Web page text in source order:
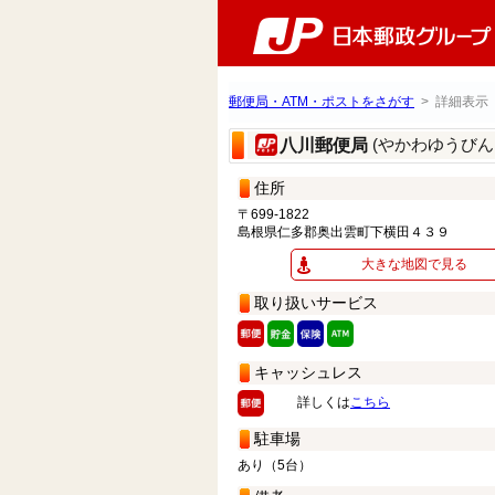
郵便局・ATM・ポストをさがす > 詳細表示
八川郵便局 (やかわゆうび
住所
〒699-1822
島根県仁多郡奥出雲町下横田４３９
大きな地図で見る
取り扱いサービス
キャッシュレス
詳しくはこちら
駐車場
あり（5台）